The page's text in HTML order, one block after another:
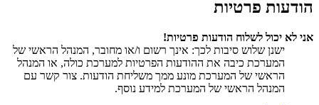
הודעות פרטיות
אני לא יכול לשלוח הודעות פרטיות!
ישנן שלוש סיבות לכך: אינך רשום ו/או מחובר, המנהל הראשי של
המערכת כיבה את ההודעות הפרטיות למערכת כולה, או המנהל
הראשי של המערכת מונע ממך משליחת הודעות. צור קשר עם
המנהל הראשי של המערכת למידע נוסף.